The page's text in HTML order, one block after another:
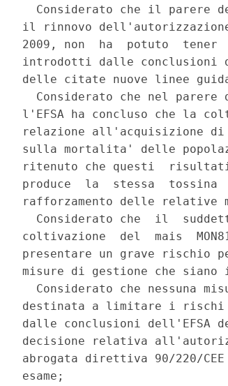
Considerato che il parere
il rinnovo
2009, non  ha  potuto
introdotti dalle conclusioni
delle citate nuove linee
Considerato che nel parere
l'EFSA ha concluso che la
relazione all'acquisizione
sulla mortalita' delle
ritenuto che questi  risultati
produce  la  stessa  tossina
rafforzamento delle relative
Considerato che  il
coltivazione  del  mais
presentare un grave rischio
misure di gestione che
Considerato che nessuna
destinata a limitare i
dalle conclusioni dell'EFSA
decisione relativa
abrogata direttiva 90/220/
esame;